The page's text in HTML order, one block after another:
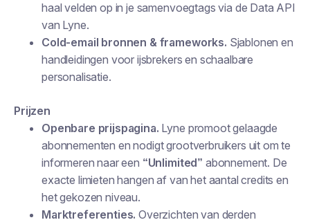
haal velden op in je samenvoegtags via de Data API
van Lyne.
Cold-email bronnen & frameworks. Sjablonen en
handleidingen voor ijsbrekers en schaalbare
personalisatie.
Prijzen
Openbare prijspagina. Lyne promoot gelaagde
abonnementen en nodigt grootverbruikers uit om te
informeren naar een “Unlimited” abonnement. De
exacte limieten hangen af van het aantal credits en
het gekozen niveau.
Marktreferenties. Overzichten van derden